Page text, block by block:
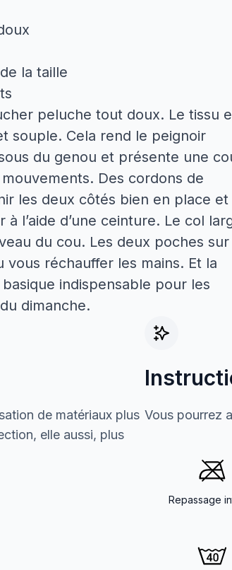
la taille
peluche tout doux. Le tissu
souple. Cela rend le peignoir
du genou et présente une
Des cordons de
les deux côtés bien en place et
l’aide d’une ceinture. Le col
du cou. Les deux poches sur
réchauffer les mains. Et la
indispensable pour les
dimanche.
de matériaux plus
elle aussi, plus
Vous pourrez
Repassage